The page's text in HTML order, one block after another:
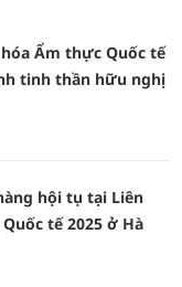
Ẩm thực Quốc tế
tinh thần hữu nghị
hội tụ tại Liên
tế 2025 ở Hà